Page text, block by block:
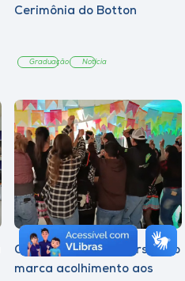
Cerimônia do Botton
Graduação Notícia
Quarto Arraiá Universitário
marca acolhimento aos